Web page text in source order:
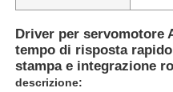
Driver per servomotore
tempo di risposta
stampa e integrazione
descrizione: